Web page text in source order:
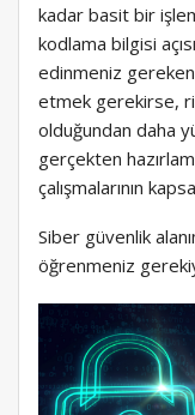
kadar basit bir
kodlama bilgisi
edinmeniz
etmek gerekirse,
olduğundan daha
gerçekten
çalışmalarının
Siber güvenlik
öğrenmeniz